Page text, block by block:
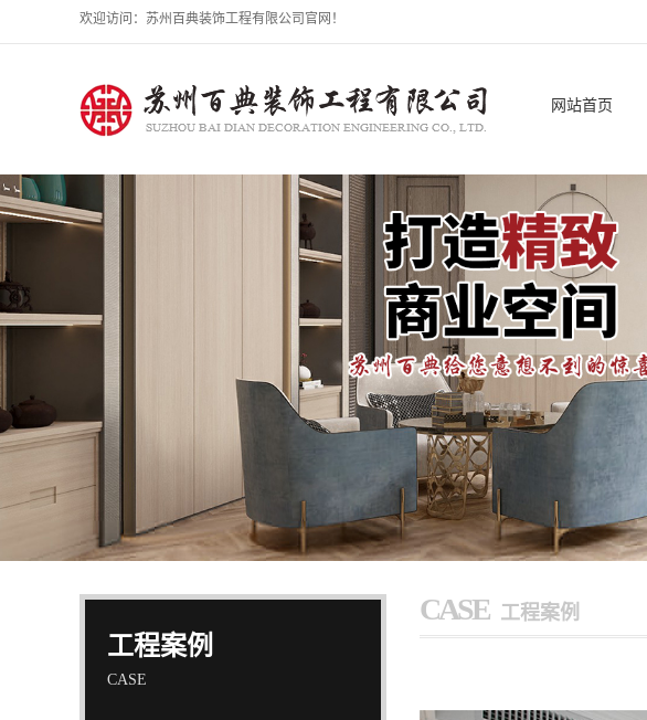
欢迎访问：苏州百典装饰工程有限公司官网！
网站首页
工程案例
CASE
CASE 工程案例